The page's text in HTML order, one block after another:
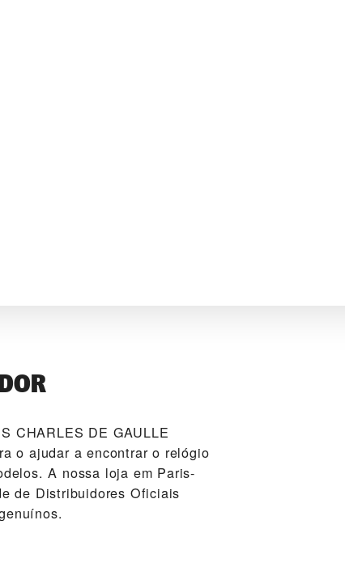
CHARLES DE GAULLE
o ajudar a encontrar o relógio
A nossa loja em Paris-
de Distribuidores Oficiais